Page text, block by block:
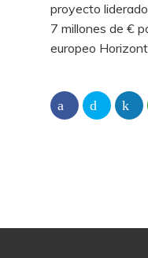
proyecto
7 millones de €
europeo